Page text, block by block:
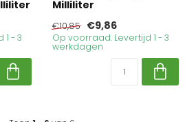
1 - 3
Milliliter
€10,85 €9,86
Op voorraad. Levertijd 1 - 3
werkdagen